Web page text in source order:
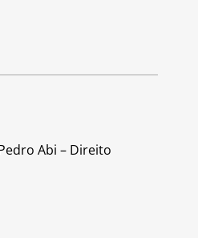
Abi – Direito